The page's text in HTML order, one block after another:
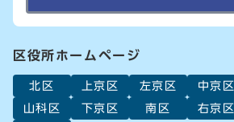
区役所ホームページ
北区 上京区 左京区 中京区
山科区
下京区 南区 右京区